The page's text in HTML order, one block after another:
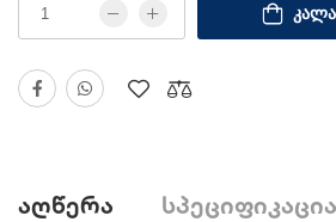
Აღწერა Სპეციფიკაცია